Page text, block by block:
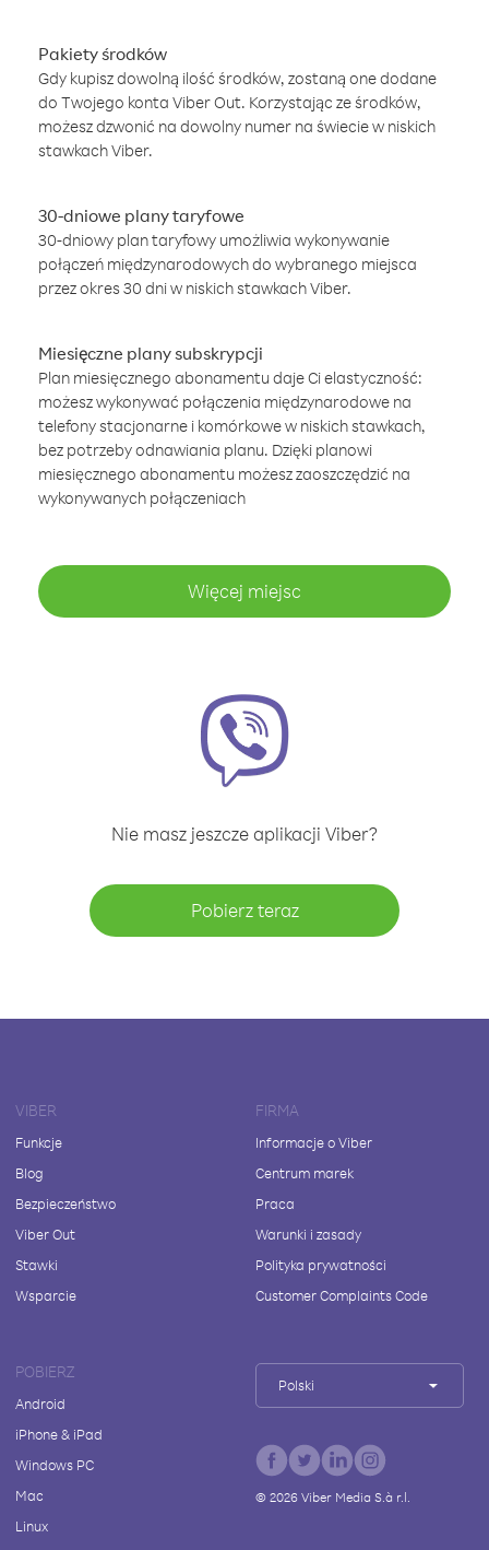
Pakiety środków
Gdy kupisz dowolną ilość środków, zostaną one dodane
do Twojego konta Viber Out. Korzystając ze środków,
możesz dzwonić na dowolny numer na świecie w niskich
stawkach Viber.
30-dniowe plany taryfowe
30-dniowy plan taryfowy umożliwia wykonywanie
połączeń międzynarodowych do wybranego miejsca
przez okres 30 dni w niskich stawkach Viber.
Miesięczne plany subskrypcji
Plan miesięcznego abonamentu daje Ci elastyczność:
możesz wykonywać połączenia międzynarodowe na
telefony stacjonarne i komórkowe w niskich stawkach,
bez potrzeby odnawiania planu. Dzięki planowi
miesięcznego abonamentu możesz zaoszczędzić na
wykonywanych połączeniach
Więcej miejsc
Nie masz jeszcze aplikacji Viber?
Pobierz teraz
VIBER
Funkcje
Blog
Bezpieczeństwo
Viber Out
Stawki
Wsparcie
FIRMA
Informacje o Viber
Centrum marek
Praca
Warunki i zasady
Polityka prywatności
Customer Complaints Code
POBIERZ
Android
iPhone & iPad
Windows PC
Mac
Linux
Polski
© 2026Viber Media S.à r.l.